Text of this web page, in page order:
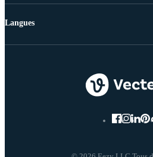
Langues